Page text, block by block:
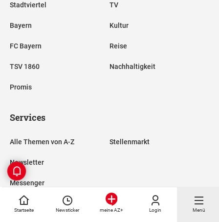
Startseite Newsticker meine AZ+ Login Menü
Stadtviertel
Bayern
FC Bayern
TSV 1860
Promis
TV
Kultur
Reise
Nachhaltigkeit
Services
Alle Themen von A-Z
Newsletter
Messenger
RSS-Feeds
Stellenmarkt